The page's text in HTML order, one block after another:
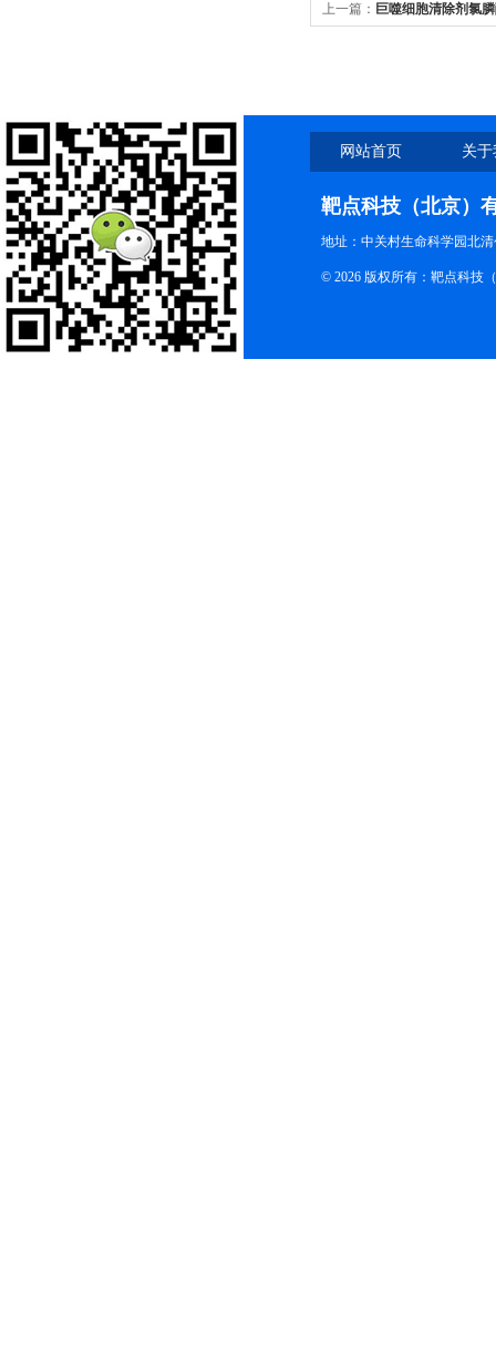
上一篇： 巨噬细胞清除剂氯
网站首页 关
靶点科技（北京）
地址：中关村生命科学园北
© 2026 版权所有：靶点科技